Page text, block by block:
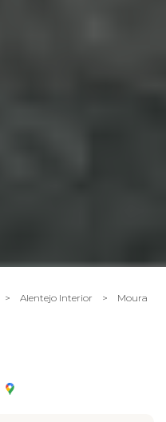
> Alentejo Interior > Moura